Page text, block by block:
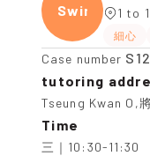
Swimm 1 to
細心
Case number
tutoring
Tseung Kwan O,
Time
三｜10:30-11:30